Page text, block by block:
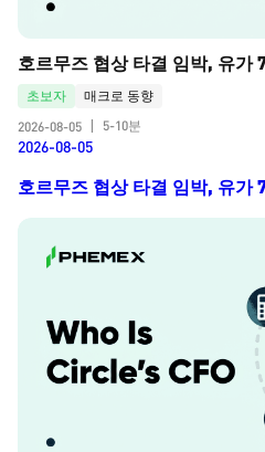
호르무즈 협상 타결 임박, 유가
초보자
매크로 동향
2026-08-05
5-10분
2026-08-05
호르무즈 협상 타결 임박, 유가